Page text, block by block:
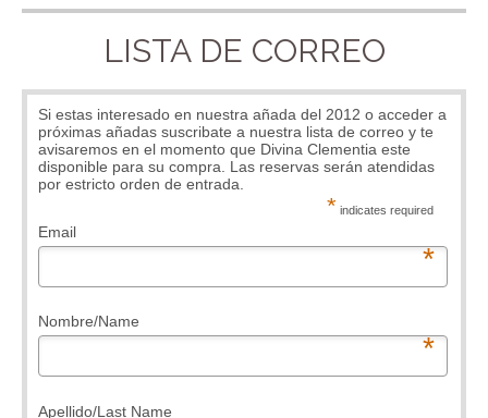
LISTA DE CORREO
Si estas interesado en nuestra añada del 2012 o acceder a
próximas añadas suscribate a nuestra lista de correo y te
avisaremos en el momento que Divina Clementia este
disponible para su compra. Las reservas serán atendidas
por estricto orden de entrada.
* indicates required
Email
*
Nombre/Name
*
Apellido/Last Name